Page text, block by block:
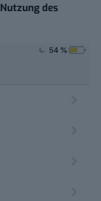
Nutzung des